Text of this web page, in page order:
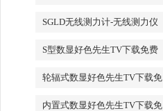
SGLD无线测力计-无线测力仪
S型数显好色先生TV下载免费
轮辐式数显好色先生TV下载免
内置式数显好色先生TV下载免